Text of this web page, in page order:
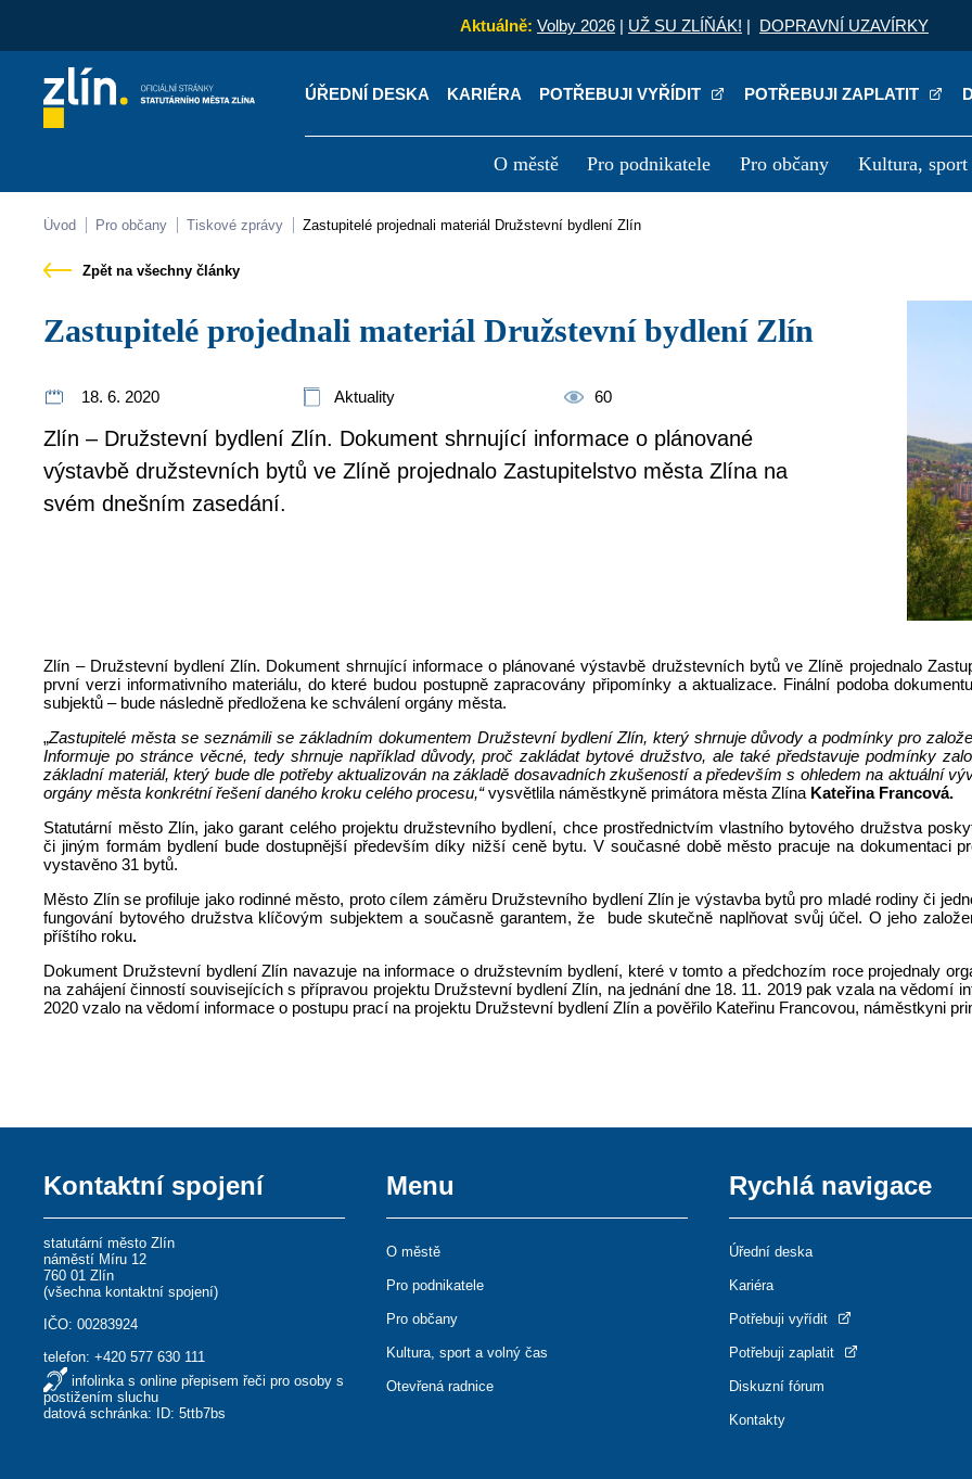
Aktuálně: Volby 2026 | UŽ SU ZLÍŇÁK! | DOPRAVNÍ UZAVÍRKY
ÚŘEDNÍ DESKA KARIÉRA POTŘEBUJI VYŘÍDIT POTŘEBUJI ZAPLATIT
O městě Pro podnikatele Pro občany Kultura, sport
Kontakty Úřední deska
Úvod Pro občany Tiskové zprávy Zastupitelé projednali materiál Družstevní bydlení Zlín
Zpět na všechny články
Zastupitelé projednali materiál Družstevní bydlení Zlín
18. 6. 2020 Aktuality 60
Zlín – Družstevní bydlení Zlín. Dokument shrnující informace o plánované
výstavbě družstevních bytů ve Zlíně projednalo Zastupitelstvo města Zlína na
svém dnešním zasedání.
Zlín – Družstevní bydlení Zlín. Dokument shrnující informace o plánované výstavbě družstevních bytů ve Zlíně projednalo
první verzi informativního materiálu, do které budou postupně zapracovány připomínky a aktualizace. Finální podoba
subjektů – bude následně předložena ke schválení orgány města.
„Zastupitelé města se seznámili se základním dokumentem Družstevní bydlení Zlín, který shrnuje důvody a podmínky pro
Informuje po stránce věcné, tedy shrnuje například důvody, proč zakládat bytové družstvo, ale také představuje podmínky
základní materiál, který bude dle potřeby aktualizován na základě dosavadních zkušeností a především s ohledem na aktuální
orgány města konkrétní řešení daného kroku celého procesu,“vysvětlila náměstkyně primátora města Zlína Kateřina Francová.
Statutární město Zlín, jako garant celého projektu družstevního bydlení, chce prostřednictvím vlastního bytového družstva
či jiným formám bydlení bude dostupnější především díky nižší ceně bytu. V současné době město pracuje na dokumentaci
vystavěno 31 bytů.
Město Zlín se profiluje jako rodinné město, proto cílem záměru Družstevního bydlení Zlín je výstavba bytů pro mladé rodiny či
fungování bytového družstva klíčovým subjektem a současně garantem, že bude skutečně naplňovat svůj účel. O jeho
příštího roku.
Dokument Družstevní bydlení Zlín navazuje na informace o družstevním bydlení, které v tomto a předchozím roce projednaly
na zahájení činností souvisejících s přípravou projektu Družstevní bydlení Zlín, na jednání dne 18. 11. 2019 pak vzala na vědomí
2020 vzalo na vědomí informace o postupu prací na projektu Družstevní bydlení Zlín a pověřilo Kateřinu Francovou, náměstkyni
Kontaktní spojení
statutární město Zlín
náměstí Míru 12
760 01 Zlín
(všechna kontaktní spojení)
IČO: 00283924
telefon:+420 577 630 111
infolinka s online přepisem řeči pro osoby s
postižením sluchu
datová schránka: ID: 5ttb7bs
Menu
O městě
Pro podnikatele
Pro občany
Kultura, sport a volný čas
Otevřená radnice
Rychlá navigace
Úřední deska
Kariéra
Potřebuji vyřídit
Potřebuji zaplatit
Diskuzní fórum
Kontakty